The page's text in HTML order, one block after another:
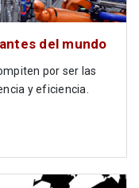
del mundo
por ser las
y eficiencia.